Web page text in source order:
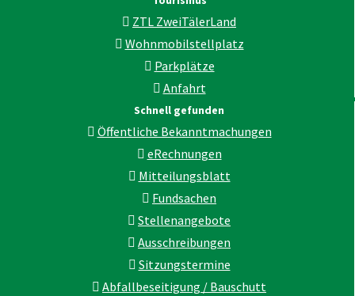
ZTL ZweiTälerLand
Wohnmobilstellplatz
Parkplätze
Anfahrt
Schnell gefunden
Öffentliche Bekanntmachungen
eRechnungen
Mitteilungsblatt
Fundsachen
Stellenangebote
Ausschreibungen
Sitzungstermine
Abfallbeseitigung / Bauschutt